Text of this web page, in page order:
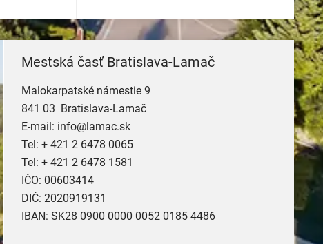
Mestská časť Bratislava-Lamač
Malokarpatské námestie 9
841 03 Bratislava-Lamač
E-mail: info@lamac.sk
Tel:+ 421 2 6478 0065
Tel:+ 421 2 6478 1581
IČO: 00603414
DIČ: 2020919131
IBAN: SK28 0900 0000 0052 0185 4486